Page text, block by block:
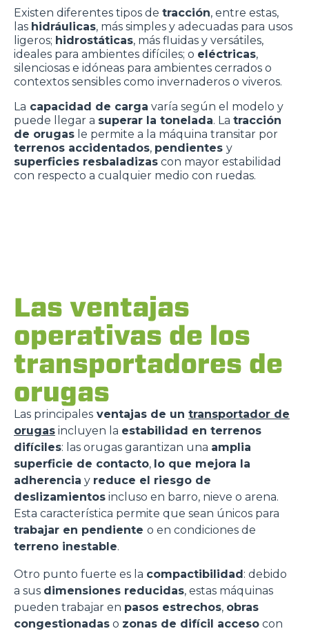
Existen diferentes tipos de tracción, entre estas,
las hidráulicas, más simples y adecuadas para usos
ligeros; hidrostáticas, más fluidas y versátiles,
ideales para ambientes difíciles; o eléctricas,
silenciosas e idóneas para ambientes cerrados o
contextos sensibles como invernaderos o viveros.
La capacidad de carga varía según el modelo y
puede llegar a superar la tonelada. La tracción
de orugas le permite a la máquina transitar por
terrenos accidentados, pendientes y
superficies resbaladizas con mayor estabilidad
con respecto a cualquier medio con ruedas.
Las ventajas
operativas de los
transportadores de
orugas
Las principales ventajas de un transportador de
orugas incluyen la estabilidad en terrenos
difíciles: las orugas garantizan una amplia
superficie de contacto, lo que mejora la
adherencia y reduce el riesgo de
deslizamientos incluso en barro, nieve o arena.
Esta característica permite que sean únicos para
trabajar en pendiente o en condiciones de
terreno inestable.
Otro punto fuerte es la compactibilidad: debido
a sus dimensiones reducidas, estas máquinas
pueden trabajar en pasos estrechos, obras
congestionadas o zonas de difícil acceso con